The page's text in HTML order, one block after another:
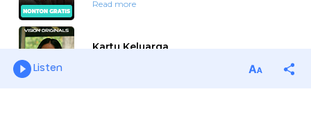
Listen